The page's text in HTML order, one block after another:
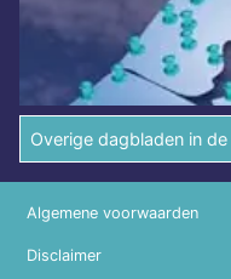
Overige dagbladen in
Algemene voorwaarden
Disclaimer